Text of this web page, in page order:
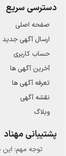
دسترسی سریع
صفحه اصلی
ارسال‌ آگهی جدید
حساب کاربری
آخرین آگهی ها
تعرفه آگهی ها
نقشه آگهی
وبلاگ
پشتیبانی مهناد
توجه مهم: